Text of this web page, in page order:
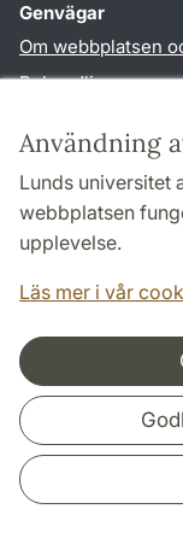
Användning
Lunds universitet
webbplatsen
upplevelse.
Läs mer i vår
Genvägar
Om webbplatsen
Behandling av
TYPO3-login
Följ oss i sociala